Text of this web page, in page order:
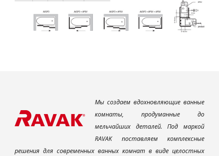
Мы создаем вдохновляющие ванные
комнаты, продуманные до
мельчайших деталей. Под маркой
RAVAK поставляем комплексные
решения для современных ванных комнат в виде целостных